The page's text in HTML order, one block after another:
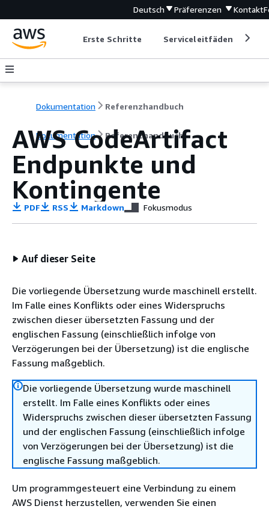
Deutsch Präferenzen Kontakt
Erste Schritte Serviceleitfäden
Dokumentation Referenzhandbuch
Dokumentation Referenzhandbuch
AWS CodeArtifact
Endpunkte und
Kontingente
PDF RSS Markdown Fokusmodus
Auf dieser Seite
Die vorliegende Übersetzung wurde maschinell erstellt.
Im Falle eines Konflikts oder eines Widerspruchs
zwischen dieser übersetzten Fassung und der
englischen Fassung (einschließlich infolge von
Verzögerungen bei der Übersetzung) ist die englische
Fassung maßgeblich.
Die vorliegende Übersetzung wurde maschinell
erstellt. Im Falle eines Konflikts oder eines
Widerspruchs zwischen dieser übersetzten Fassung
und der englischen Fassung (einschließlich infolge
von Verzögerungen bei der Übersetzung) ist die
englische Fassung maßgeblich.
Um programmgesteuert eine Verbindung zu einem
AWS Dienst herzustellen, verwenden Sie einen